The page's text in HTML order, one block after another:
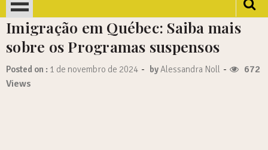
Imigração em Québec: Saiba mais
sobre os Programas suspensos
Posted on : 1 de novembro de 2024 - byAlessandra Noll -
672
Views